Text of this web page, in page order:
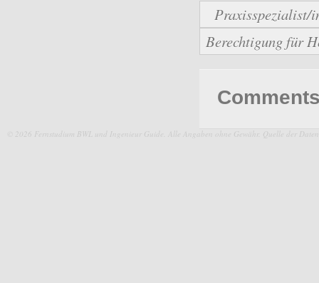
Praxisspezialist/
Berechtigung für
© 2026 Fernstudium BWL und Ingenieur Guide. Alle Angaben ohne Gewähr. Quelle der